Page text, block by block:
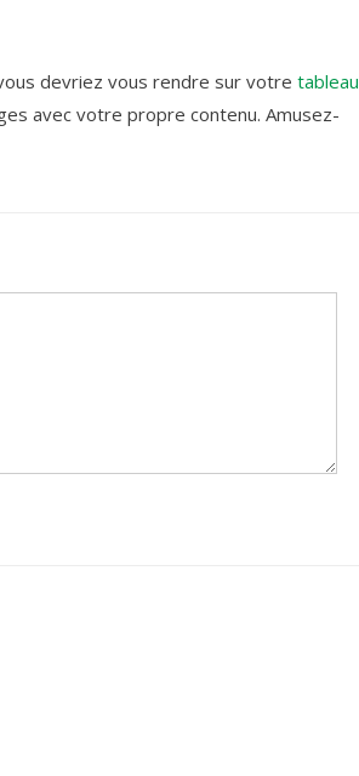
devriez vous rendre sur votre tableau
avec votre propre contenu. Amusez-